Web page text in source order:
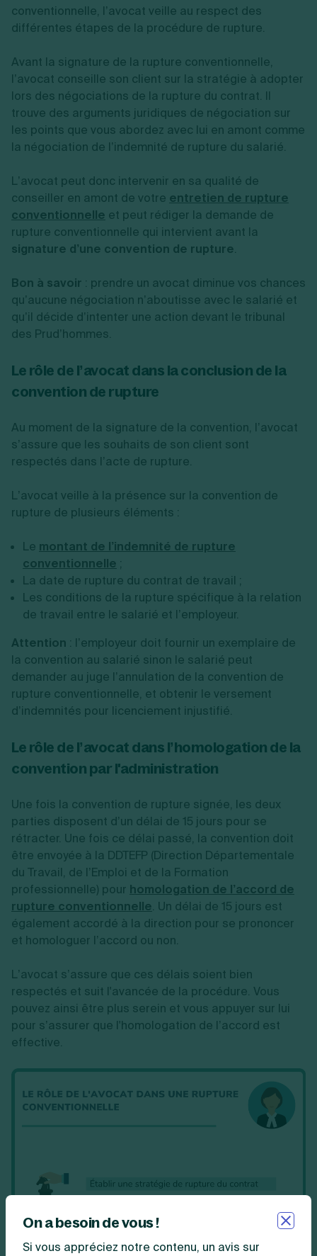
conventionnelle, l’avocat veille au respect des
différentes étapes de la procédure de rupture.
Avant la signature de la rupture conventionnelle,
l’avocat conseille son client sur la stratégie à adopter
lors des négociations de la rupture du contrat. Il
trouve des arguments juridiques de négociation sur
les points que vous abordez avec lui en amont comme
la négociation de l’indemnité de rupture du salarié.
L’avocat peut donc intervenir en sa qualité de
conseiller en amont de votre entretien de rupture
conventionnelle et peut rédiger la demande de
rupture conventionnelle qui intervient avant la
signature d’une convention de rupture.
Bon à savoir : prendre un avocat diminue vos chances
qu’aucune négociation n’aboutisse avec le salarié et
qu’il décide d’intenter une action devant le tribunal
des Prud’hommes.
Le rôle de l’avocat dans la conclusion de la
convention de rupture
Au moment de la signature de la convention, l’avocat
s’assure que les souhaits de son client sont
respectés dans l’acte de rupture.
L’avocat veille à la présence sur la convention de
rupture de plusieurs éléments :
Le montant de l’indemnité de rupture
conventionnelle ;
La date de rupture du contrat de travail ;
Les conditions de la rupture spécifique à la relation
de travail entre le salarié et l’employeur.
Attention : l’employeur doit fournir un exemplaire de
la convention au salarié sinon le salarié peut
demander au juge l’annulation de la convention de
rupture conventionnelle, et obtenir le versement
d’indemnités pour licenciement injustifié.
Le rôle de l’avocat dans l’homologation de la
convention par l'administration
Une fois la convention de rupture signée, les deux
parties disposent d’un délai de 15 jours pour se
rétracter. Une fois ce délai passé, la convention doit
être envoyée à la DDTEFP (Direction Départementale
du Travail, de l’Emploi et de la Formation
professionnelle) pour homologation de l’accord de
rupture conventionnelle. Un délai de 15 jours est
également accordé à la direction pour se prononcer
et homologuer l’accord ou non.
L’avocat s’assure que ces délais soient bien
respectés et suit l'avancée de la procédure. Vous
pouvez ainsi être plus serein et vous appuyer sur lui
pour s’assurer que l'homologation de l’accord est
effective.
On a besoin de vous !
Si vous appréciez notre contenu, un avis sur